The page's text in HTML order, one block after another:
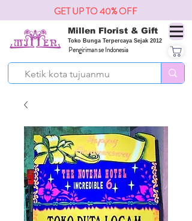
Millen Florist & Gift
Toko Bunga Terpercaya Sejak 2012
Pengiriman se Indonesia
GET UP TO 40% OFF